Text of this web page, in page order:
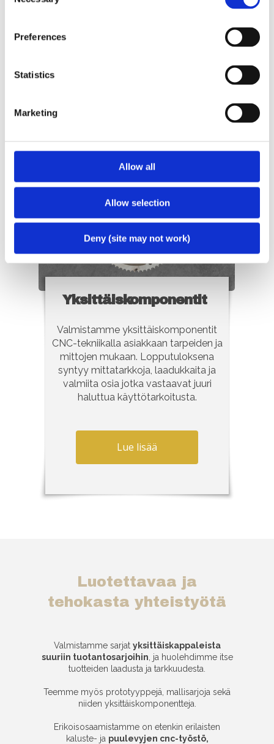
Preferences
Statistics
Marketing
Allow all
Allow selection
Deny (site may not work)
Valmistamme sarjat yksittäiskappaleista
suuriin tuotantosarjoihin , ja huolehdimme itse
tuotteiden laadusta ja tarkkuudesta.
Teemme myös prototyyppejä, mallisarjoja sekä
niiden yksittäiskomponentteja.
Erikoisosaamistamme on etenkin erilaisten
kaluste- ja puulevyjen cnc-työstö,
Luotettavaa ja
tehokasta yhteistyötä
Yksittäiskomponentit
Lue lisää
Valmistamme yksittäiskomponentit
CNC-tekniikalla asiakkaan tarpeiden ja
mittojen mukaan. Lopputuloksena
syntyy mittatarkkoja, laadukkaita ja
valmiita osia jotka vastaavat juuri
haluttua käyttötarkoitusta.